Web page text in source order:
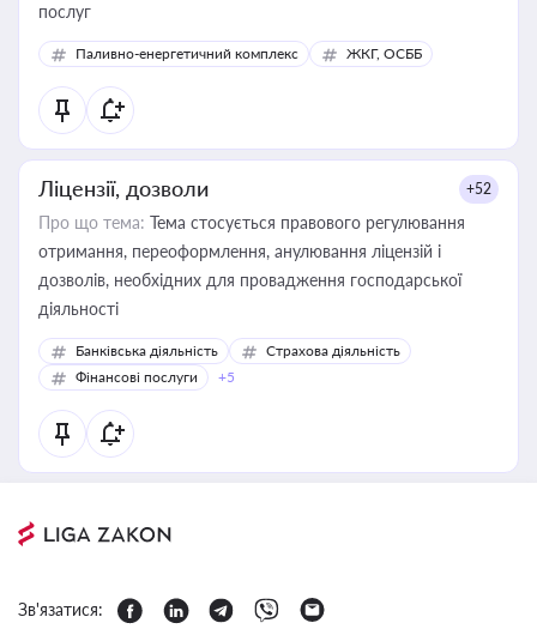
послуг
Паливно-енергетичний комплекс ЖКГ, ОСББ
Ліцензії, дозволи +52
Про що тема: Тема стосується правового регулювання
отримання, переоформлення, анулювання ліцензій і
дозволів, необхідних для провадження господарської
діяльності
Банківська діяльність
Страхова діяльність
Фінансові послуги
+5
Зв'язатися: